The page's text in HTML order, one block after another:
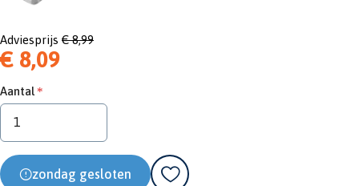
Adviesprijs € 8,99
€ 8,09
Aantal
zondag gesloten